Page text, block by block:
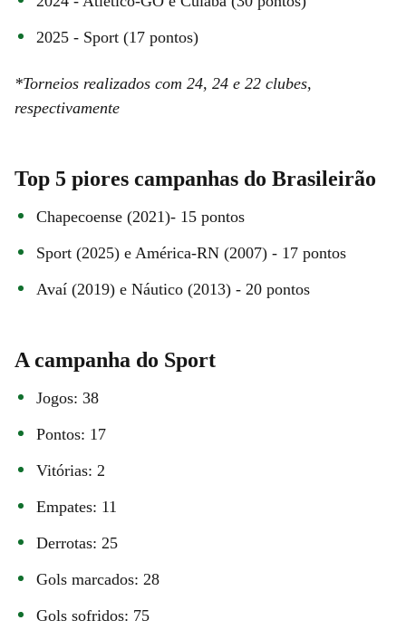
2025 - Sport (17 pontos)
*Torneios realizados com 24, 24 e 22 clubes,
respectivamente
Top 5 piores campanhas do Brasileirão
Chapecoense (2021)- 15 pontos
Sport (2025) e América-RN (2007) - 17 pontos
Avaí (2019) e Náutico (2013) - 20 pontos
A campanha do Sport
Jogos: 38
Pontos: 17
Vitórias: 2
Empates: 11
Derrotas: 25
Gols marcados: 28
Gols sofridos: 75